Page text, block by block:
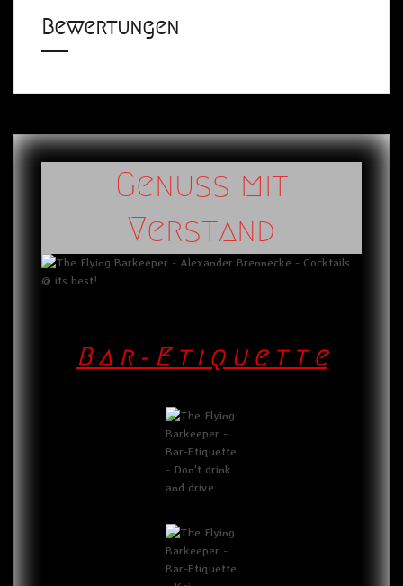
Bewertungen
Genuss mit
Verstand
B a r - E t i q u e t t e